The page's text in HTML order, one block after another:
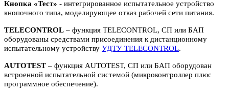
Кнопка «Тест» - интегрированное испытательное устройство
кнопочного типа, моделирующее отказ рабочей сети питания.
TELECONTROL – функция TELECONTROL, СП или БАП
оборудованы средствами присоединения к дистанционному
испытательному устройству УДТУ TELECONTROL.
AUTOTEST – функция AUTOTEST, СП или БАП оборудован
встроенной испытательной системой (микроконтроллер плюс
программное обеспечение).